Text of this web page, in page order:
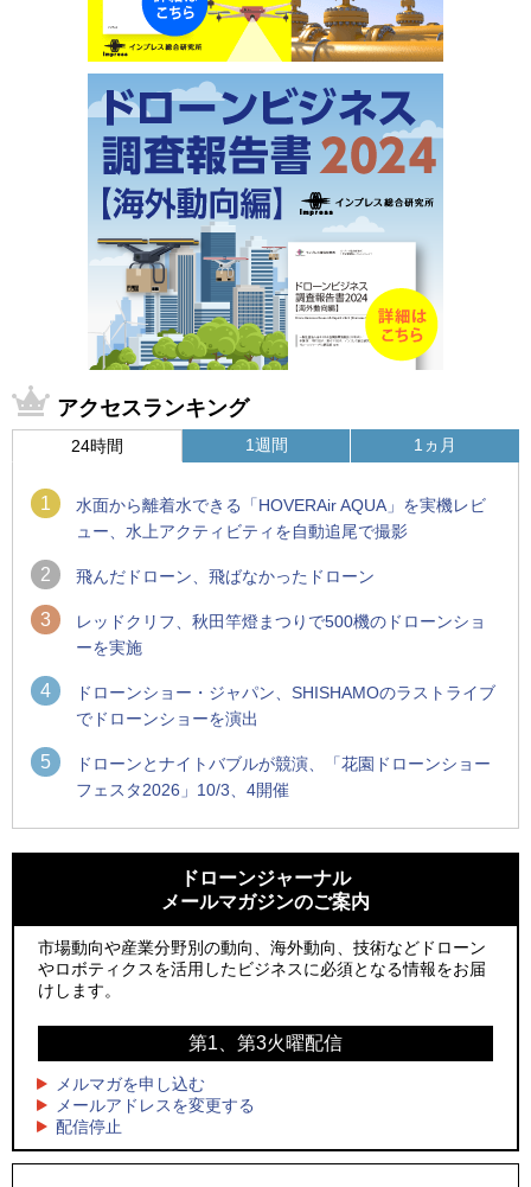
アクセスランキング
24時間
1
水面から離着水できる「HOVERAir AQUA」を実機レビ
ュー、水上アクティビティを自動追尾で撮影
2 飛んだドローン、飛ばなかったドローン
3
レッドクリフ、秋田竿燈まつりで500機のドローンショ
ーを実施
4
ドローンショー・ジャパン、SHISHAMOのラストライブ
でドローンショーを演出
5
ドローンとナイトバブルが競演、「花園ドローンショー
フェスタ2026」10/3、4開催
1週間
ーンが採択、国産機で量産調達を目指す
水面から離着水できる「HOVERAir AQUA」を実機レビュー、
水上アクティビティを自動追尾で撮影
飛んだドローン、飛ばなかったドローン
ドローンとナイトバブルが競演、「花園ドローンショーフェ
スタ2026」10/3、4開催
レーシングカーの製造技術をドローンへ、トピアが大型機と
量産構想を公開
1ヵ月
ン」とドローンショーによる新演出を実施
防衛装備庁「迎撃ドローン早期取得プログラム」にテラドロ
ーンが採択、国産機で量産調達を目指す
水面から離着水できる「HOVERAir AQUA」を実機レビュー、
サザンビーチちがさき花火大会で「復活の花火」打ち上げ、
キリンビールがライブ中継と連動した支援企画
飛んだドローン、飛ばなかったドローン
ドローンジャーナル
メールマガジンのご案内
市場動向や産業分野別の動向、海外動向、技術などドローン
やロボティクスを活用したビジネスに必須となる情報をお届
けします。
第1、第3火曜配信
メルマガを申し込む
メールアドレスを変更する
配信停止